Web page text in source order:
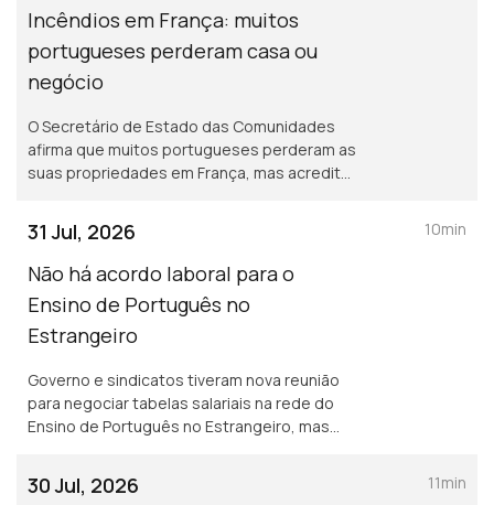
Incêndios em França: muitos
portugueses perderam casa ou
negócio
O Secretário de Estado das Comunidades
afirma que muitos portugueses perderam as
suas propriedades em França, mas acredita
31 Jul, 2026
Não há acordo laboral para o
Ensino de Português no
Estrangeiro
Governo e sindicatos tiveram nova reunião
para negociar tabelas salariais na rede do
Ensino de Português no Estrangeiro, mas
10min
30 Jul, 2026 11min